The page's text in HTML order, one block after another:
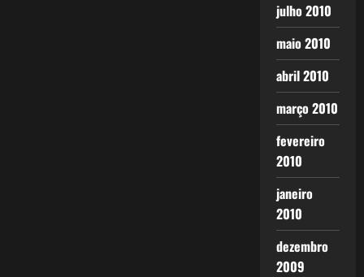
julho 2010
maio 2010
abril 2010
março 2010
fevereiro
2010
janeiro
2010
dezembro
2009